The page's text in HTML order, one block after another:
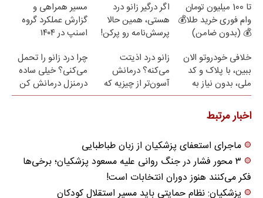
تا 100 میلیون تومان
وام فوری خرید طلا💰
💰 (بدون ضامن)
اگر درگیر زانو درد
هستی، همین حالا
پرسش‌نامه رو پرکن!
مسیر همراهی و
گزارش عملکرد گروه
اسنپ در ۱۴۰۴
خلافی خودروتو الان
ببین، با پلاک و کد
ملی، بدون نیاز به
مراجعه حضوری
زانو درد اذیتت
می‌کنه؟ درمانش
آسون‌تر از چیزیه که
فکر
چرا درد زانو را تحمل
می‌کنی؟ خیلی ساده
درمنزل درمانش کن
اخبار مرتبط
ماجرای استعفای پزشکیان از زبان طباطبایی
۳ محور فشار در جنگ روانی علیه مسعود پزشکیان؛ برخی‌ها
فکر می‌کنند هنوز دوران انتخابات است!
پزشکیان: نظام حمایتی باید مسیر استقلال کودکان